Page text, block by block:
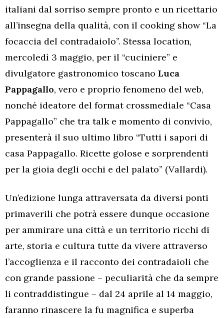
italiani dal sorriso sempre pronto e un ricettario
all’insegna della qualità, con il cooking show “La
focaccia del contradaiolo”. Stessa location,
mercoledì 3 maggio, per il “cuciniere” e
divulgatore gastronomico toscano Luca
Pappagallo, vero e proprio fenomeno del web,
nonché ideatore del format crossmediale “Casa
Pappagallo” che tra talk e momento di convivio,
presenterà il suo ultimo libro “Tutti i sapori di
casa Pappagallo. Ricette golose e sorprendenti
per la gioia degli occhi e del palato” (Vallardi).
Un’edizione lunga attraversata da diversi ponti
primaverili che potrà essere dunque occasione
per ammirare una città e un territorio ricchi di
arte, storia e cultura tutte da vivere attraverso
l’accoglienza e il racconto dei contradaioli che
con grande passione – peculiarità che da sempre
li contraddistingue – dal 24 aprile al 14 maggio,
faranno rinascere la fu magnifica e superba